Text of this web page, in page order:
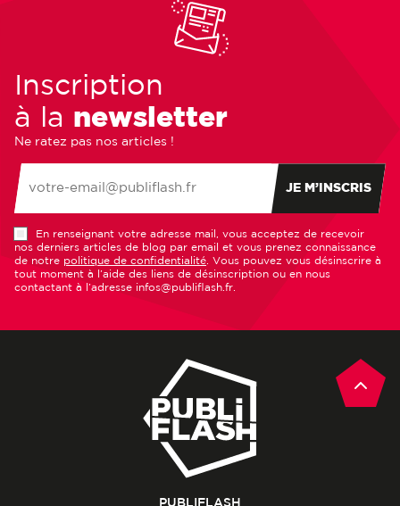
Inscription
à la newsletter
Ne ratez pas nos articles !
JE M’INSCRIS
En renseignant votre adresse mail, vous acceptez de recevoir
nos derniers articles de blog par email et vous prenez connaissance
de notre politique de confidentialité. Vous pouvez vous désinscrire à
tout moment à l’aide des liens de désinscription ou en nous
contactant à l’adresse infos@publiflash.fr.
PUBLIFLASH